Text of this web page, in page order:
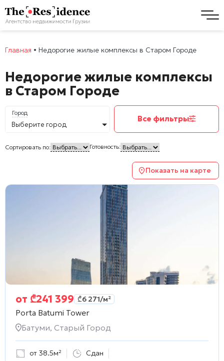
Главная • Недорогие жилые комплексы в Старом Городе
Недорогие жилые комплексы
в Старом Городе
Город
Выберите город
Все фильтры
Сортировать по: Готовность:
Показать на карте
от ₾241 399 ₾6 271/м²
Porta Batumi Tower
Батуми, Старый Город
от 38.5м² Сдан